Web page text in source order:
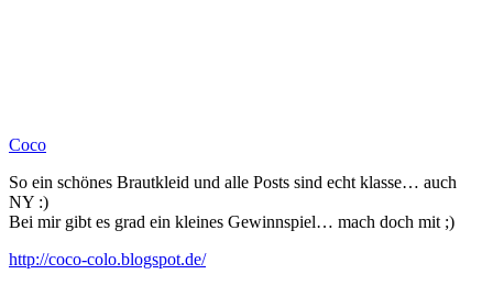
Coco
So ein schönes Brautkleid und alle Posts sind echt klasse… auch
NY :)
Bei mir gibt es grad ein kleines Gewinnspiel… mach doch mit ;)
http://coco-colo.blogspot.de/